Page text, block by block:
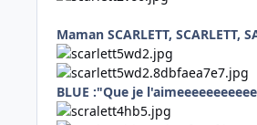
Maman SCARLETT, SCARLETT,
BLUE :"Que je